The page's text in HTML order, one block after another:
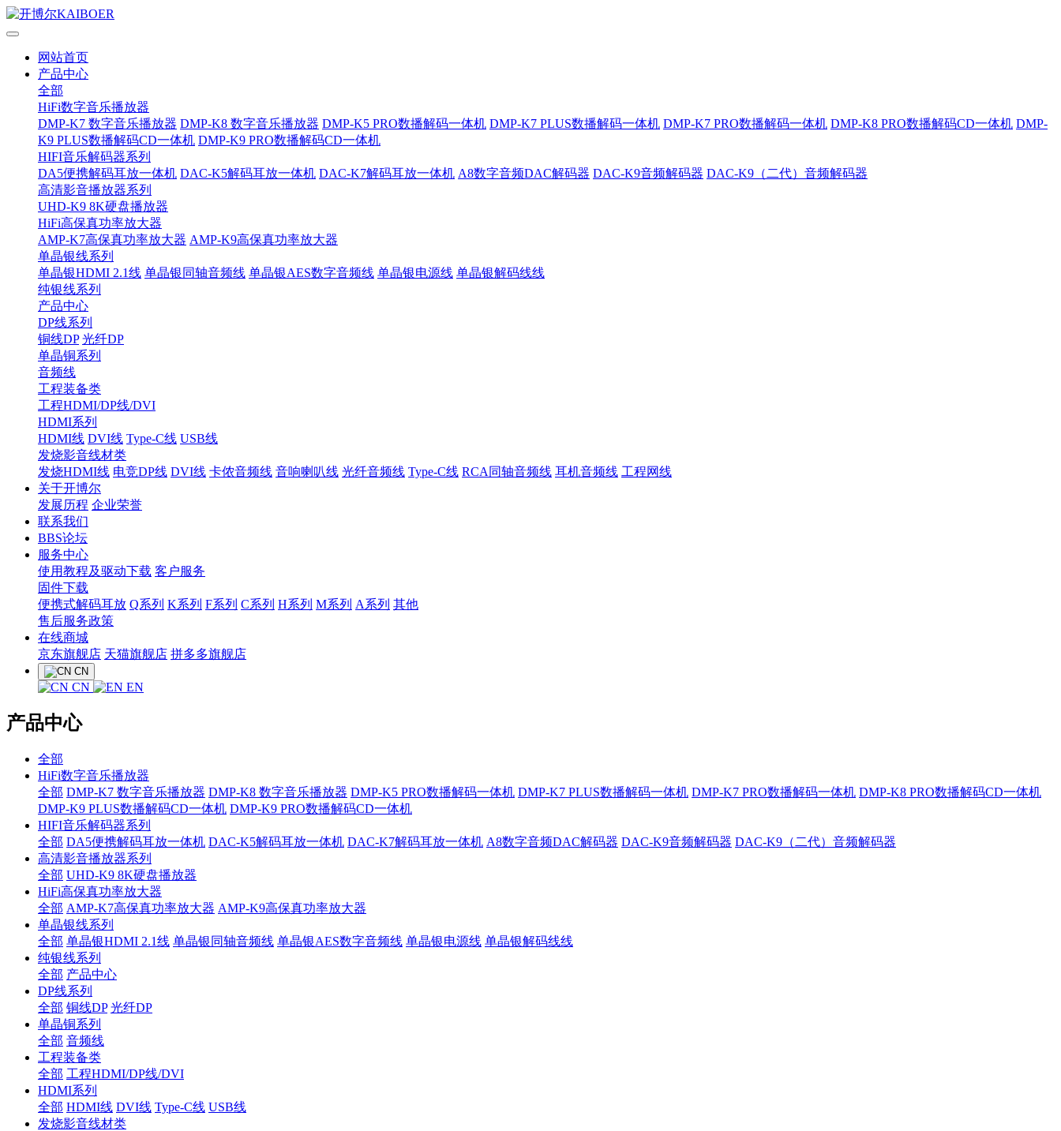
网站首页
产品中心
全部
HiFi数字音乐播放器
DMP-K7 数字音乐播放器 DMP-K8 数字音乐播放器 DMP-K5 PRO数播解码一体机 DMP-K7 PLUS数播解码一体机 DMP-K7 PRO数播解码一体机 DMP-K8 PRO数播解码CD一体机 DMP-
K9 PLUS数播解码CD一体机 DMP-K9 PRO数播解码CD一体机
HIFI音乐解码器系列
DA5便携解码耳放一体机 DAC-K5解码耳放一体机 DAC-K7解码耳放一体机 A8数字音频DAC解码器 DAC-K9音频解码器 DAC-K9（二代）音频解码器
高清影音播放器系列
UHD-K9 8K硬盘播放器
HiFi高保真功率放大器
AMP-K7高保真功率放大器 AMP-K9高保真功率放大器
单晶银线系列
单晶银HDMI 2.1线 单晶银同轴音频线 单晶银AES数字音频线 单晶银电源线 单晶银解码线线
纯银线系列
产品中心
DP线系列
铜线DP 光纤DP
单晶铜系列
音频线
工程装备类
工程HDMI/DP线/DVI
HDMI系列
HDMI线 DVI线 Type-C线 USB线
发烧影音线材类
发烧HDMI线 电竞DP线 DVI线 卡侬音频线 音响喇叭线 光纤音频线 Type-C线 RCA同轴音频线 耳机音频线 工程网线
关于开博尔
发展历程 企业荣誉
联系我们
BBS论坛
服务中心
使用教程及驱动下载 客户服务
固件下载
便携式解码耳放 Q系列 K系列 F系列 C系列 H系列 M系列 A系列 其他
售后服务政策
在线商城
京东旗舰店 天猫旗舰店 拼多多旗舰店
CN
CN EN
产品中心
全部
HiFi数字音乐播放器
全部 DMP-K7 数字音乐播放器 DMP-K8 数字音乐播放器 DMP-K5 PRO数播解码一体机 DMP-K7 PLUS数播解码一体机 DMP-K7 PRO数播解码一体机 DMP-K8 PRO数播解码CD一体机
DMP-K9 PLUS数播解码CD一体机 DMP-K9 PRO数播解码CD一体机
HIFI音乐解码器系列
全部 DA5便携解码耳放一体机 DAC-K5解码耳放一体机 DAC-K7解码耳放一体机 A8数字音频DAC解码器 DAC-K9音频解码器 DAC-K9（二代）音频解码器
高清影音播放器系列
全部 UHD-K9 8K硬盘播放器
HiFi高保真功率放大器
全部 AMP-K7高保真功率放大器 AMP-K9高保真功率放大器
单晶银线系列
全部 单晶银HDMI 2.1线 单晶银同轴音频线 单晶银AES数字音频线 单晶银电源线 单晶银解码线线
纯银线系列
全部 产品中心
DP线系列
全部 铜线DP 光纤DP
单晶铜系列
全部 音频线
工程装备类
全部 工程HDMI/DP线/DVI
HDMI系列
全部 HDMI线 DVI线 Type-C线 USB线
发烧影音线材类